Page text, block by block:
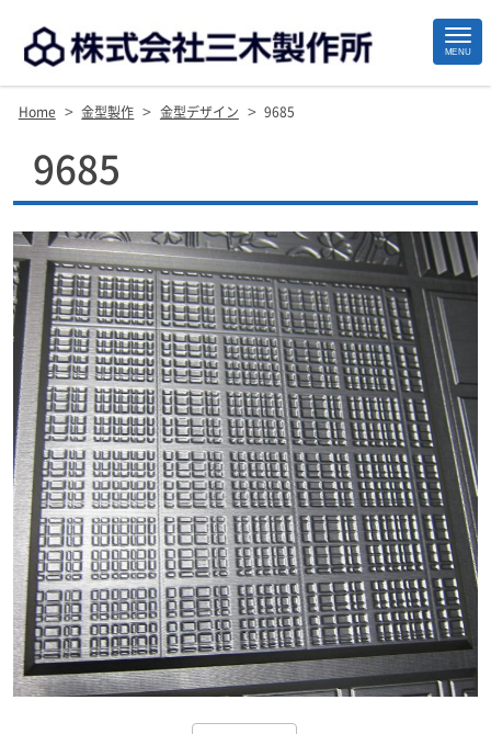
MENU
Home > 金型製作 > 金型デザイン > 9685
9685
Site
Footer